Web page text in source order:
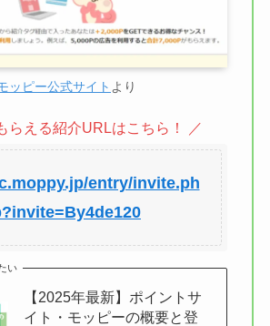
ッピー公式サイト より
らえる紹介URLはこちら！ ／
entry/invite.ph
い
【2025年最新】ポイントサ
イト・モッピーの概要と登